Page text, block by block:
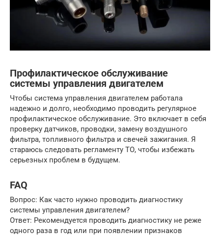
Профилактическое обслуживание
системы управления двигателем
Чтобы система управления двигателем работала
надежно и долго, необходимо проводить регулярное
профилактическое обслуживание. Это включает в себя
проверку датчиков, проводки, замену воздушного
фильтра, топливного фильтра и свечей зажигания. Я
стараюсь следовать регламенту ТО, чтобы избежать
серьезных проблем в будущем.
FAQ
Вопрос: Как часто нужно проводить диагностику
системы управления двигателем?
Ответ: Рекомендуется проводить диагностику не реже
одного раза в год или при появлении признаков